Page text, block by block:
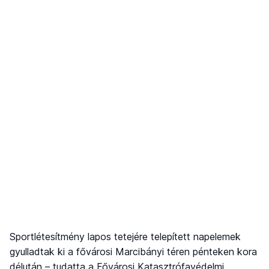
Sportlétesítmény lapos tetejére telepített napelemek
gyulladtak ki a fővárosi Marcibányi téren pénteken kora
délután – tudatta a Fővárosi Katasztrófavédelmi